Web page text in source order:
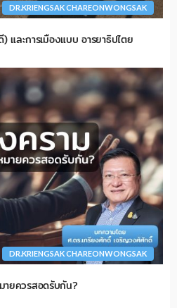
DR.KRIENGSAK CHAREONWONGSAK
และการเมืองแบบ อารยาธิปไตย
DR.KRIENGSAK CHAREONWONGSAK
ายควรสอดรับกัน?